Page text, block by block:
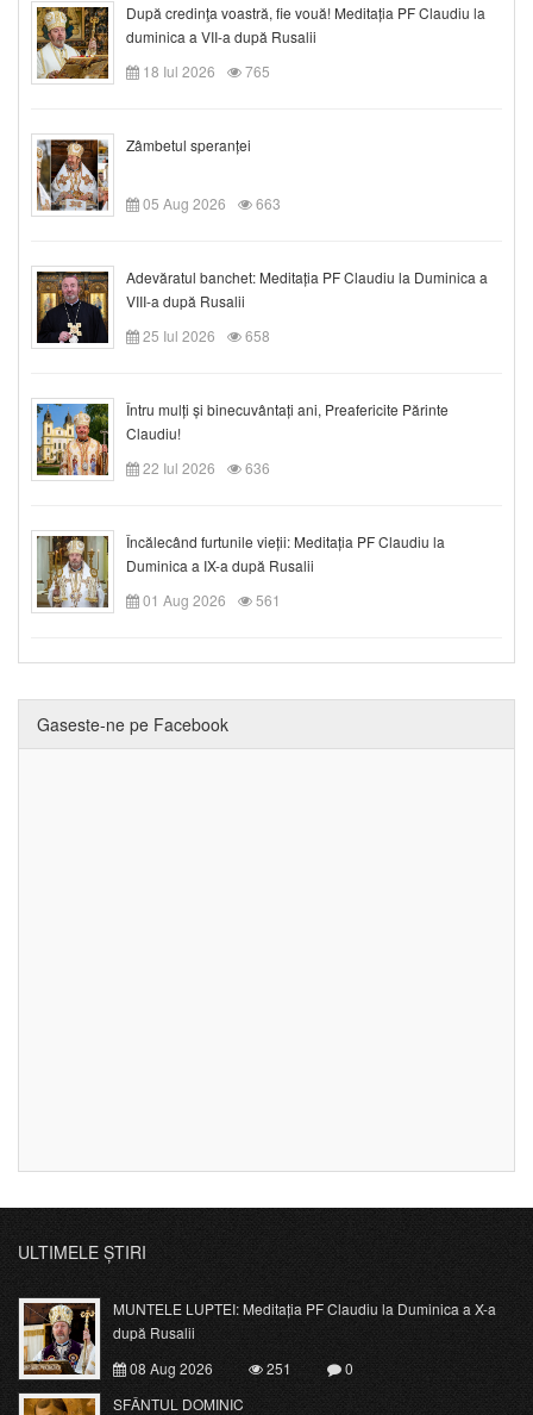
După credinţa voastră, fie vouă! Meditația PF Claudiu la
duminica a VII-a după Rusalii
18 Iul 2026
765
Zâmbetul speranței
05 Aug 2026 663
Adevăratul banchet: Meditația PF Claudiu la Duminica a
VIII-a după Rusalii
25 Iul 2026
658
Întru mulți și binecuvântați ani, Preafericite Părinte
Claudiu!
22 Iul 2026
636
Încălecând furtunile vieții: Meditația PF Claudiu la
Duminica a IX-a după Rusalii
01 Aug 2026
561
Gaseste-ne pe Facebook
ULTIMELE ȘTIRI
MUNTELE LUPTEI: Meditația PF Claudiu la Duminica a X-a
după Rusalii
08 Aug 2026
251
0
SFÂNTUL DOMINIC